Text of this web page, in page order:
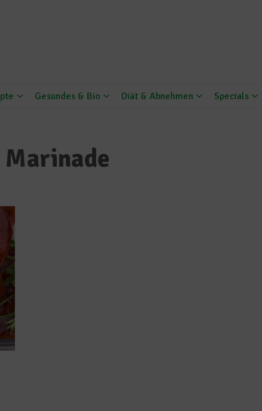
Gesundes & Bio Diät & Abnehmen Specials
Marinade